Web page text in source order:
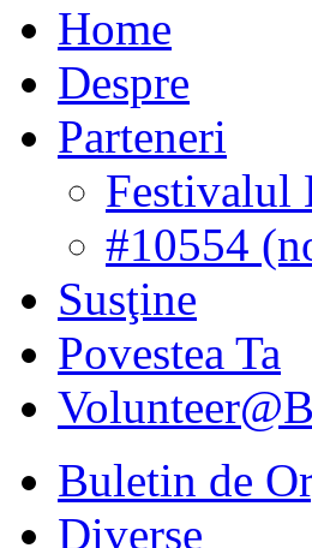
Home
Despre
Parteneri
Festivalul
#10554
Susţine
Povestea Ta
Buletin de
Diverse